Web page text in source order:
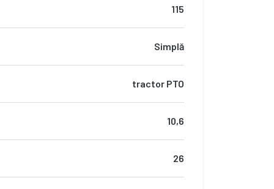
115
Simplă
tractor PTO
10,6
26